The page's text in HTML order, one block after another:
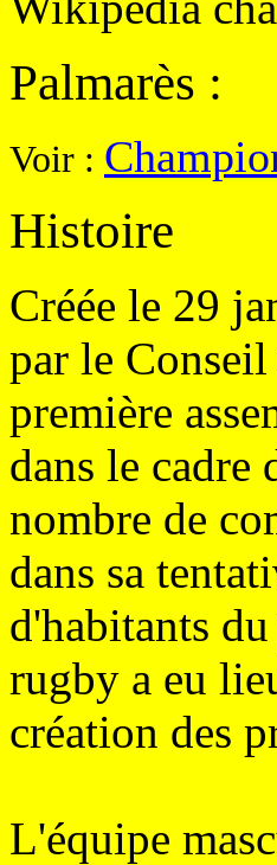
Palmarès :
Voir :
Histoire
Créée le 29
par le
première
dans le cadre
nombre de
dans sa
d'habitants
rugby a eu
création des
L'équipe